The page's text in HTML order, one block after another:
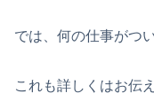
では、何の仕事がつ
これも詳しくはお伝